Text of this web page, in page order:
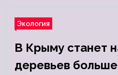
Экология
В Крыму станет
деревьев больше